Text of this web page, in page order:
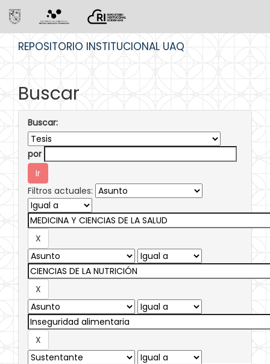
REPOSITORIO INSTITUCIONAL UAQ
Buscar
Buscar:
por
Filtros actuales: